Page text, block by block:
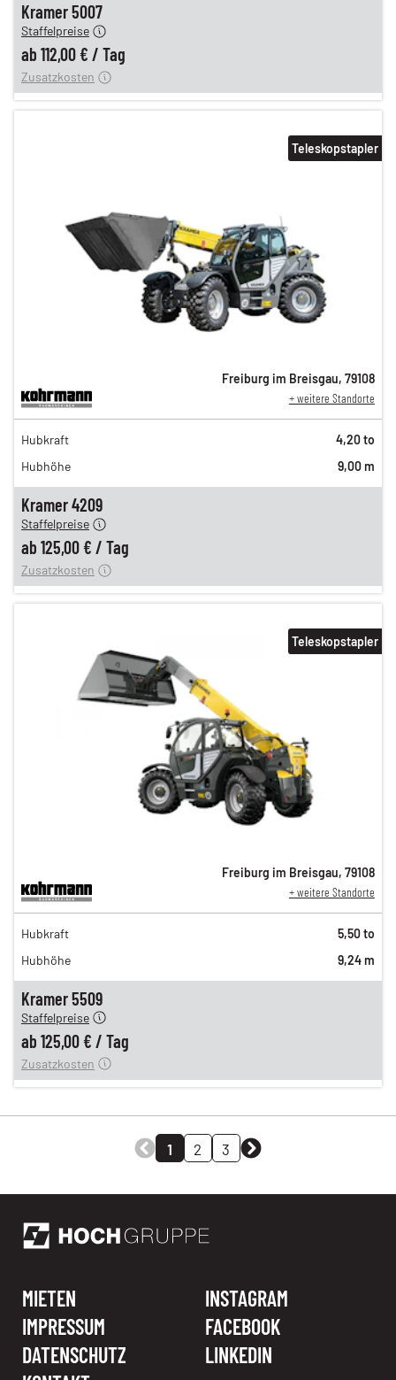
Kramer 5007
Staffelpreise
ab 112,00 € / Tag
12,00 €
Zusatzkosten
Kramer 4209
216,00 €
180,00 €
150,00 €
Staffelpreise
ab 125,00 € / Tag
12,00 €
Zusatzkosten
Teleskopstapler
Freiburg im Breisgau, 79108
+ weitere Standorte
Hubkraft
4,20 to
Hubhöhe
9,00 m
Kramer 5509
216,00 €
180,00 €
150,00 €
Staffelpreise
ab 125,00 € / Tag
12,00 €
Zusatzkosten
Teleskopstapler
Freiburg im Breisgau, 79108
+ weitere Standorte
Hubkraft
5,50 to
Hubhöhe
9,24 m
1 2 3
MIETEN
IMPRESSUM
DATENSCHUTZ
INSTAGRAM
FACEBOOK
LINKEDIN